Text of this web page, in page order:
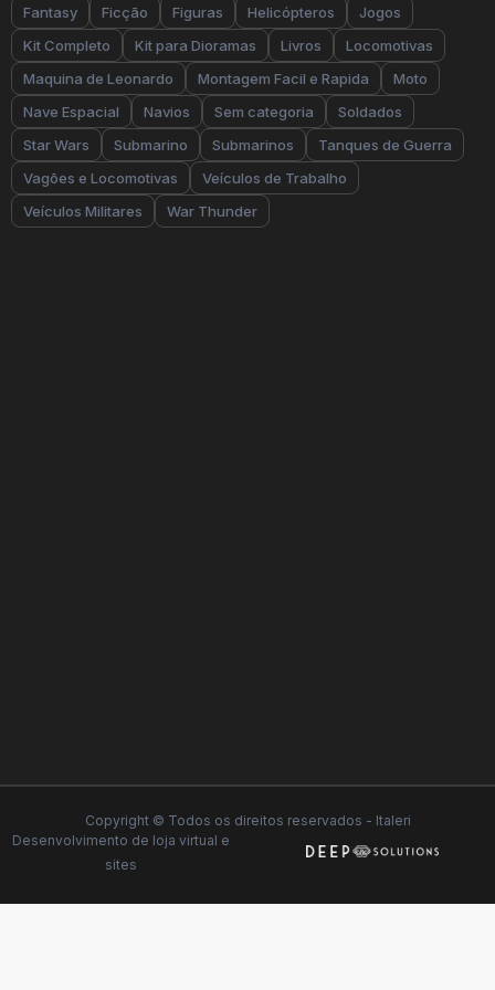
Fantasy
Ficção Figuras Helicópteros
Jogos
Kit Completo
Kit para Dioramas Livros
Locomotivas
Maquina de Leonardo
Montagem Facil e Rapida
Moto
Nave Espacial
Navios Sem categoria
Soldados
Star Wars
Submarino Submarinos
Tanques de Guerra
Vagões e Locomotivas
Veículos de Trabalho
Veículos Militares
War Thunder
Copyright © Todos os direitos reservados - Italeri
Desenvolvimento de loja virtual e
sites